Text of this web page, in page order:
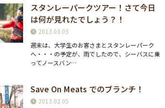
スタンレーパークツアー！さて今日
は何が見れたでしょう？！
2013.03.05
週末は、大学生のお客さまとスタンレーパーク
へ・・・の予定が、雨でしたので、シーバスに乗
ってノースバン…
Save On Meats でのブランチ！
2013.02.05